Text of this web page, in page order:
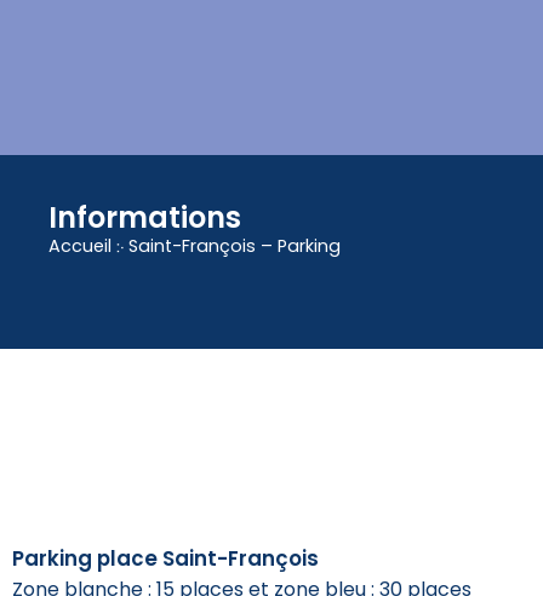
Informations
Accueil ჻ Saint-François – Parking
Parking place Saint-François
Zone blanche : 15 places et zone bleu : 30 places